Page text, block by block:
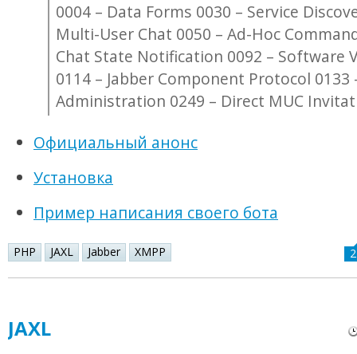
0004 – Data Forms 0030 – Service
Multi-User Chat 0050 – Ad-Hoc
Chat State Notification 0092 – Software
0114 – Jabber Component Protocol 0133
Administration 0249 – Direct MUC
Официальный анонс
Установка
Пример написания своего бота
PHP JAXL Jabber XMPP
JAXL